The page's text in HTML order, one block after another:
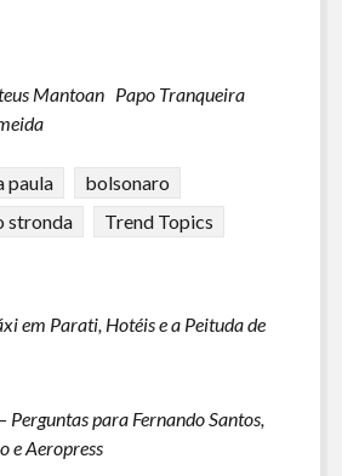
Mantoan Papo Tranqueira
paula
bolsonaro
stronda Trend Topics
em Parati, Hotéis e a Peituda de
Perguntas para Fernando Santos,
e Aeropress